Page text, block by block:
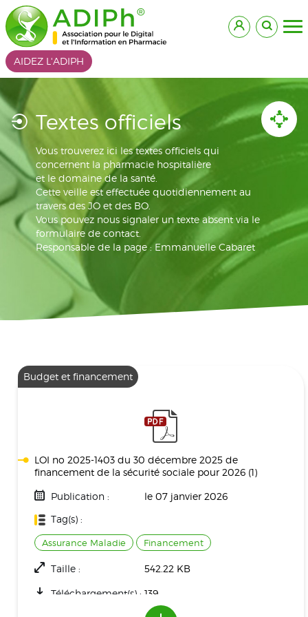
AIDEZ L'ADIPH
Textes officiels
Vous trouverez ici les textes officiels qui
concernent la pharmacie hospitalière
et le domaine de la santé.
Cette veille est effectuée quotidiennement au
travers des JO et des BO.
Vous pouvez nous signaler un texte absent via le
formulaire de contact.
Responsable de la page : Emmanuelle Cabaret
Budget et financement
LOI no 2025-1403 du 30 décembre 2025 de
financement de la sécurité sociale pour 2026 (1)
Publication :
le 07 janvier 2026
Tag(s) :
Assurance Maladie Financement
Taille : 542.22 KB
Téléchargement(s) : 139